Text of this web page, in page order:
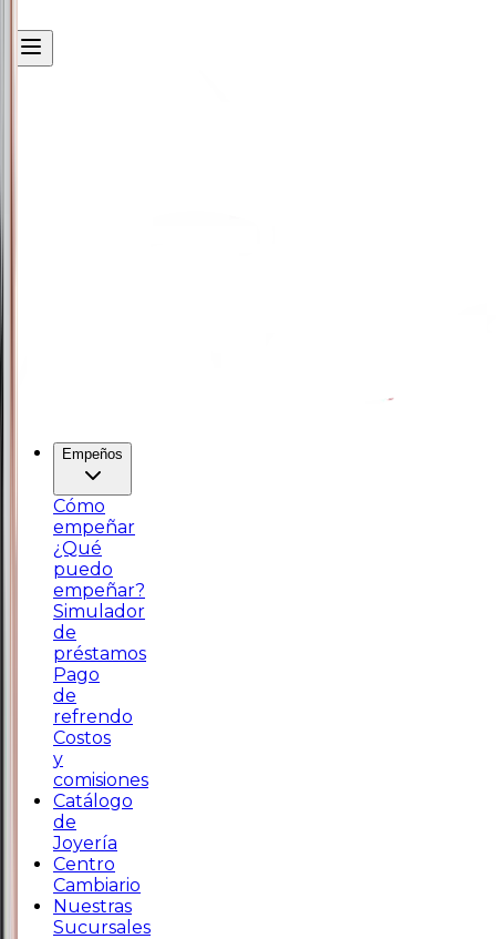
Empeños
Cómo
empeñar
¿Qué
puedo
empeñar?
Simulador
de
préstamos
Pago
de
refrendo
Costos
y
comisiones
Catálogo
de
Joyería
Centro
Cambiario
Nuestras
Sucursales